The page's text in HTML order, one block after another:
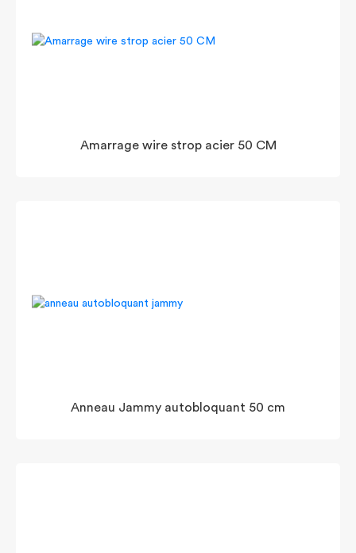
Amarrage wire strop acier 50 CM
Anneau Jammy autobloquant 50 cm